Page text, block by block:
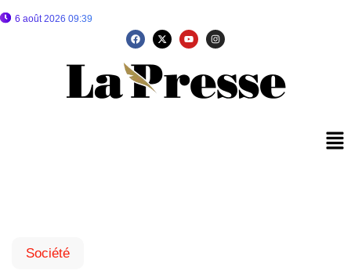
6 août 2026 09:39
Société